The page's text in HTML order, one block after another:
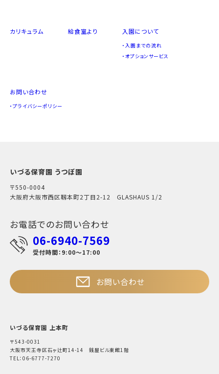
カリキュラム 給食室より 入園について
入園までの流れ
オプションサービス
お問い合わせ
プライバシーポリシー
いづる保育園 うつぼ園
〒550-0004
大阪府大阪市西区靱本町2丁目2-12 GLASHAUS 1/2
お電話でのお問い合わせ
06-6940-7569
受付時間：9:00～17:00
お問い合わせ
いづる保育園 上本町
〒543-0031
大阪市天王寺区石ヶ辻町14-14 銭屋ビル東館1階
TEL：06-6777-7270